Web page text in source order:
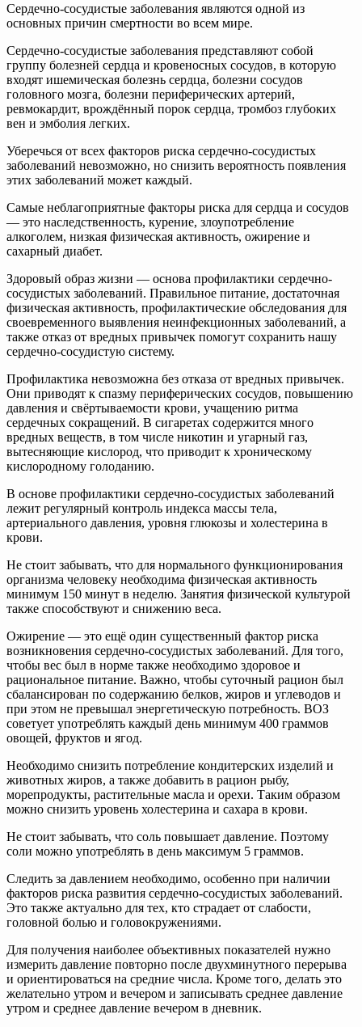
Сердечно-сосудистые заболевания являются одной из
основных причин смертности во всем мире.
Сердечно-сосудистые заболевания представляют собой
группу болезней сердца и кровеносных сосудов, в которую
входят ишемическая болезнь сердца, болезни сосудов
головного мозга, болезни периферических артерий,
ревмокардит, врождённый порок сердца, тромбоз глубоких
вен и эмболия легких.
Уберечься от всех факторов риска сердечно-сосудистых
заболеваний невозможно, но снизить вероятность появления
этих заболеваний может каждый.
Самые неблагоприятные факторы риска для сердца и сосудов
— это наследственность, курение, злоупотребление
алкоголем, низкая физическая активность, ожирение и
сахарный диабет.
Здоровый образ жизни — основа профилактики сердечно-
сосудистых заболеваний. Правильное питание, достаточная
физическая активность, профилактические обследования для
своевременного выявления неинфекционных заболеваний, а
также отказ от вредных привычек помогут сохранить нашу
сердечно-сосудистую систему.
Профилактика невозможна без отказа от вредных привычек.
Они приводят к спазму периферических сосудов, повышению
давления и свёртываемости крови, учащению ритма
сердечных сокращений. В сигаретах содержится много
вредных веществ, в том числе никотин и угарный газ,
вытесняющие кислород, что приводит к хроническому
кислородному голоданию.
В основе профилактики сердечно-сосудистых заболеваний
лежит регулярный контроль индекса массы тела,
артериального давления, уровня глюкозы и холестерина в
крови.
Не стоит забывать, что для нормального функционирования
организма человеку необходима физическая активность
минимум 150 минут в неделю. Занятия физической культурой
также способствуют и снижению веса.
Ожирение — это ещё один существенный фактор риска
возникновения сердечно-сосудистых заболеваний. Для того,
чтобы вес был в норме также необходимо здоровое и
рациональное питание. Важно, чтобы суточный рацион был
сбалансирован по содержанию белков, жиров и углеводов и
при этом не превышал энергетическую потребность. ВОЗ
советует употреблять каждый день минимум 400 граммов
овощей, фруктов и ягод.
Необходимо снизить потребление кондитерских изделий и
животных жиров, а также добавить в рацион рыбу,
морепродукты, растительные масла и орехи. Таким образом
можно снизить уровень холестерина и сахара в крови.
Не стоит забывать, что соль повышает давление. Поэтому
соли можно употреблять в день максимум 5 граммов.
Следить за давлением необходимо, особенно при наличии
факторов риска развития сердечно-сосудистых заболеваний.
Это также актуально для тех, кто страдает от слабости,
головной болью и головокружениями.
Для получения наиболее объективных показателей нужно
измерить давление повторно после двухминутного перерыва
и ориентироваться на средние числа. Кроме того, делать это
желательно утром и вечером и записывать среднее давление
утром и среднее давление вечером в дневник.